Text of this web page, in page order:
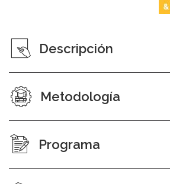
Descripción
Metodología
Programa